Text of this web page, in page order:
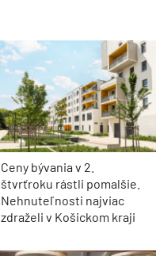
Ceny bývania v 2.
štvrťroku rástli pomalšie.
Nehnuteľnosti najviac
zdraželi v Košickom kraji